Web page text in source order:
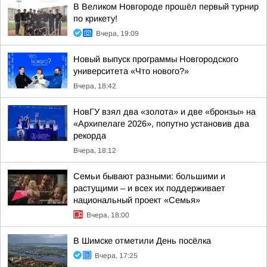
В Великом Новгороде прошёл первый турнир
по крикету!
Вчера, 19:09
Новый выпуск программы Новгородского
университета «Что нового?»
Вчера, 18:42
НовГУ взял два «золота» и две «бронзы» на
«Архипелаге 2026», попутно установив два
рекорда
Вчера, 18:12
Семьи бывают разными: большими и
растущими – и всех их поддерживает
национальный проект «Семья»
Вчера, 18:00
В Шимске отметили День посёлка
Вчера, 17:25